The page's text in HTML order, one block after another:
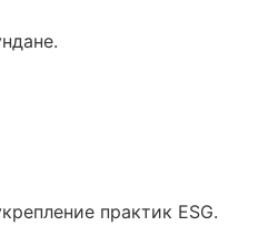
практик ESG.